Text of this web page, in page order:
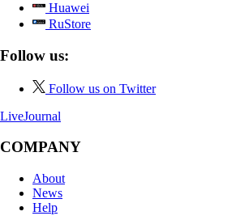
Huawei
RuStore
Follow us:
Follow us on Twitter
LiveJournal
COMPANY
About
News
Help